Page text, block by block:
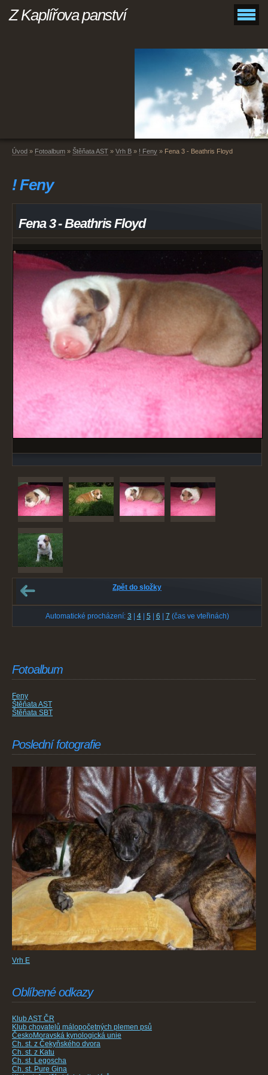
Z Kaplířova panství
Úvod » Fotoalbum » Štěňata AST » Vrh B » ! Feny » Fena 3 - Beathris Floyd
! Feny
Fena 3 - Beathris Floyd
Zpět do složky
Automatické procházení: 3 4| 5 6 7 (čas ve vteřinách)
Fotoalbum
Feny
Štěňata AST
Štěňata SBT
Poslední fotografie
Vrh E
Oblíbené odkazy
Klub AST ČR
Klub chovatelů málopočetných plemen psů
ČeskoMoravská kynologická unie
Ch. st. z Čekyňského dvora
Ch. st. z Katu
Ch. st. Legoscha
Ch. st. Pure Gina